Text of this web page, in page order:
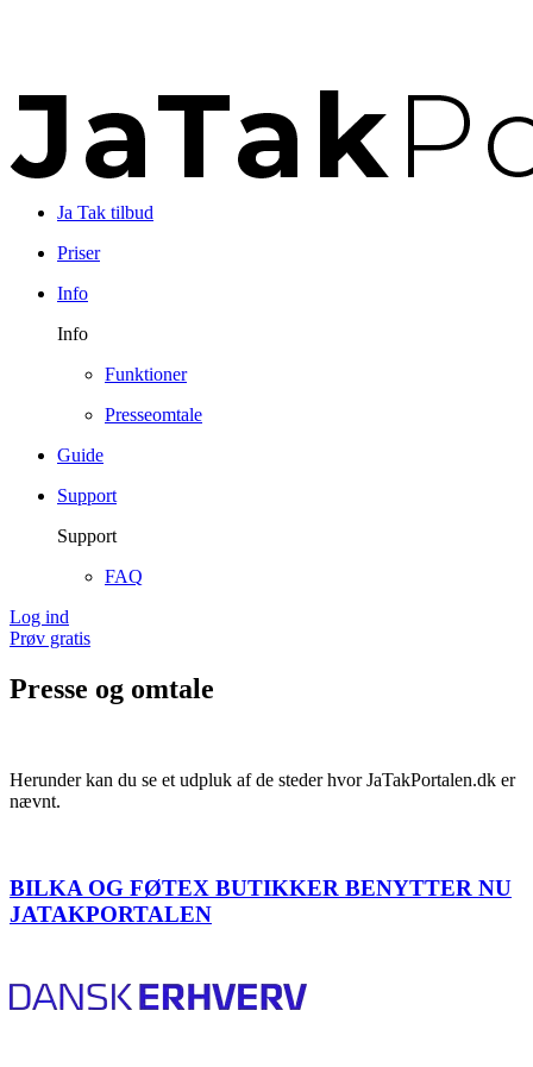
Ja Tak tilbud
Priser
Info
Info
Funktioner
Presseomtale
Guide
Support
Support
FAQ
Log ind
Prøv gratis
Presse og omtale
Herunder kan du se et udpluk af de steder hvor JaTakPortalen.dk er
nævnt.
BILKA OG FØTEX BUTIKKER BENYTTER NU
JATAKPORTALEN